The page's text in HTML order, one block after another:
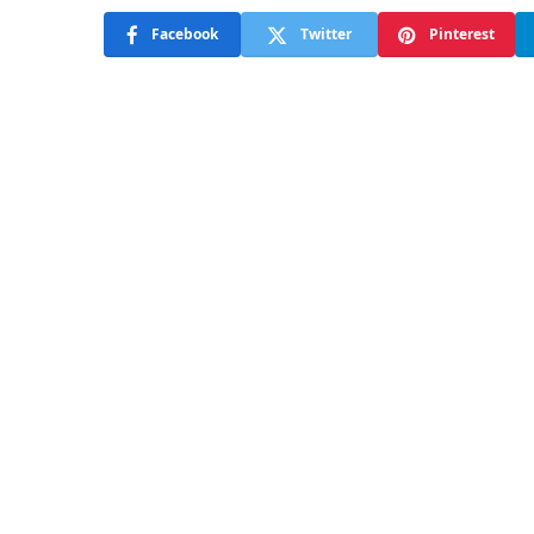
Facebook Twitter Pinterest